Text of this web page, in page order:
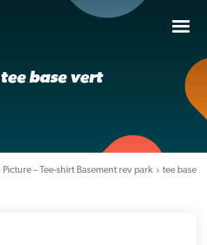
tee base vert
Picture – Tee-shirt Basement rev park
tee base